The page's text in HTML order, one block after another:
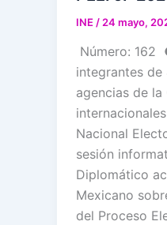
INE / 24 mayo,
Número: 162
integrantes de
agencias de la
Nacional
sesión
Diplomático
Mexicano
del Proceso